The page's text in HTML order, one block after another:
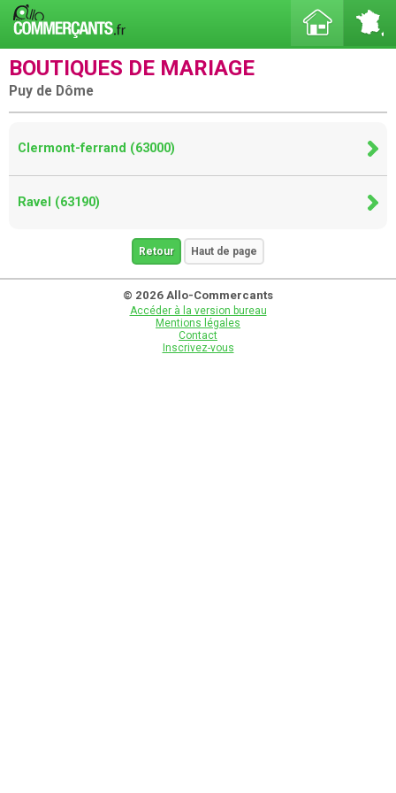
BOUTIQUES DE MARIAGE
Puy de Dôme
Clermont-ferrand (63000)
Ravel (63190)
Retour Haut de page
© 2026 Allo-Commercants
Accéder à la version bureau
Mentions légales
Contact
Inscrivez-vous